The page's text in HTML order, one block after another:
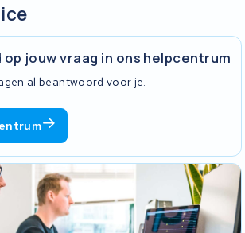
jouw vraag in ons helpcentrum
al beantwoord voor je.